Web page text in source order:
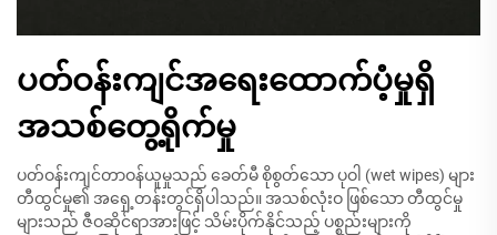
ပတ်ဝန်းကျင်အရေးထောက်ပံ့မှုရှိ
အသစ်တွေ့ရိုက်မှု
ပတ်ဝန်းကျင်တာဝန်ယူမှုသည် ခေတ်မီ စိုစွတ်သော ပုဝါ (wet wipes) များ
တီထွင်မှု၏ အရှေ့တန်းတွင်ရှိပါသည်။ အသစ်လုံးဝ ဖြစ်သော တီထွင်မှု
များသည် ဇီဝဆိုင်ရာအားဖြင့် သိမ်းပိုက်နိုင်သည့် ပစ္စည်းများကို